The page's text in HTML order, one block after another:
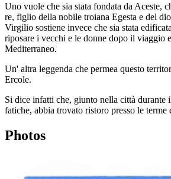
Uno vuole che sia stata fondata da Aceste,
re, figlio della nobile troiana Egesta e del
Virgilio sostiene invece che sia stata
riposare i vecchi e le donne dopo il viaggio
Mediterraneo.
Un' altra leggenda che permea questo
Ercole.
Si dice infatti che, giunto nella città durante
fatiche, abbia trovato ristoro presso le terme
Photos